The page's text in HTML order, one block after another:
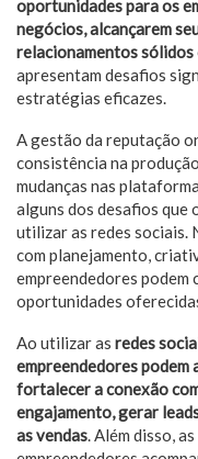
oportunidades para os
negócios, alcançarem
relacionamentos sólidos
apresentam desafios
estratégias eficazes.
A gestão da reputação
consistência na
mudanças nas
alguns dos desafios que
utilizar as redes sociais.
com planejamento,
empreendedores podem
oportunidades
Ao utilizar as redes
empreendedores podem
fortalecer a conexão
engajamento, gerar
as vendas. Além disso,